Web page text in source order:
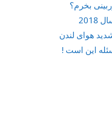
هوای لندن
این است !